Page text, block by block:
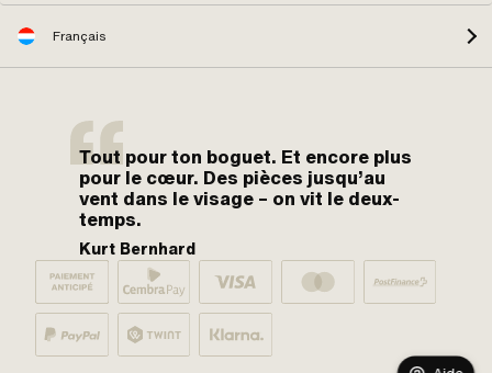
Français
Tout pour ton boguet. Et encore plus
pour le cœur. Des pièces jusqu’au
vent dans le visage – on vit le deux-
temps.
Kurt Bernhard